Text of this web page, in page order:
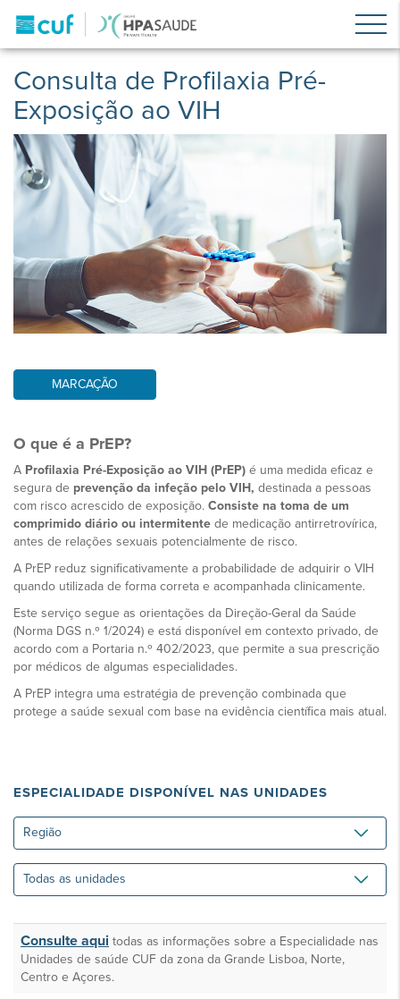
Consulta de Profilaxia Pré-
Exposição ao VIH
MARCAÇÃO
O que é a PrEP?
A Profilaxia Pré-Exposição ao VIH (PrEP) é uma medida eficaz e
segura de prevenção da infeção pelo VIH, destinada a pessoas
com risco acrescido de exposição. Consiste na toma de um
comprimido diário ou intermitente de medicação antirretrovírica,
antes de relações sexuais potencialmente de risco.
A PrEP reduz significativamente a probabilidade de adquirir o VIH
quando utilizada de forma correta e acompanhada clinicamente.
Este serviço segue as orientações da Direção-Geral da Saúde
(Norma DGS n.º 1/2024) e está disponível em contexto privado, de
acordo com a Portaria n.º 402/2023, que permite a sua prescrição
por médicos de algumas especialidades.
A PrEP integra uma estratégia de prevenção combinada que
protege a saúde sexual com base na evidência científica mais atual.
ESPECIALIDADE DISPONÍVEL NAS UNIDADES
Região
Todas
Consulte aqui todas as informações sobre a Especialidade nas
Unidades de saúde CUF da zona da Grande Lisboa, Norte,
Centro e Açores.